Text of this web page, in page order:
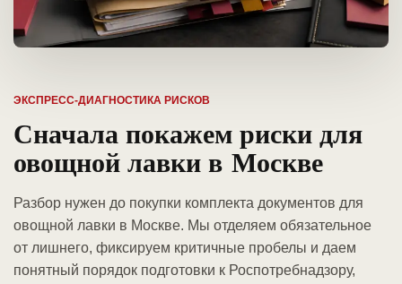
ЭКСПРЕСС-ДИАГНОСТИКА РИСКОВ
Сначала покажем риски для
овощной лавки в Москве
Разбор нужен до покупки комплекта документов для
овощной лавки в Москве. Мы отделяем обязательное
от лишнего, фиксируем критичные пробелы и даем
понятный порядок подготовки к Роспотребнадзору,